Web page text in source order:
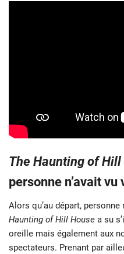
The Haunting of Hill
personne n’avait vu
Alors qu’au départ,
Haunting of Hill House a su
oreille mais également aux
spectateurs. Prenant par